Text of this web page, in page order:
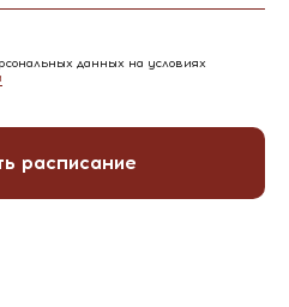
данных на условиях
расписание